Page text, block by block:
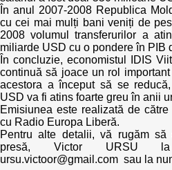
Cele mai bune și cele mai
Moldova
Democrația, independența și
publice-cheie din Moldova
Achiziții publice
Achizițiile publice în vizorul
În anul 2007-2008 Republica
cu cei mai mulți bani veniți de
2008 volumul transferurilor a
miliarde USD cu o pondere în PIB
În concluzie, economistul IDIS
continuă să joace un rol
acestora a început să se
USD va fi atins foarte greu în anii
Emisiunea este realizată de către
cu Radio Europa Liberă.
Pentru alte detalii, vă rugăm să
presă, Victor URSU la
ursu.victoor@gmail.com sau la